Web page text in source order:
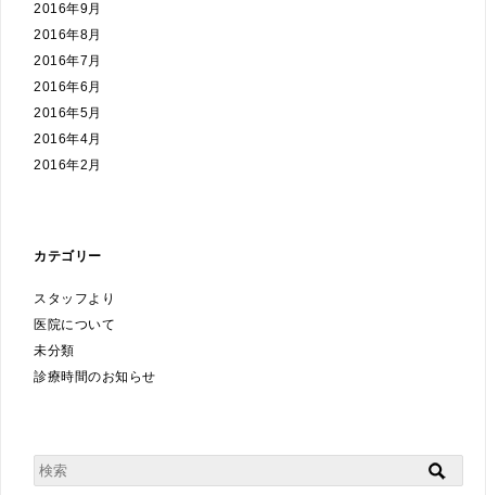
2016年9月
2016年8月
2016年7月
2016年6月
2016年5月
2016年4月
2016年2月
カテゴリー
スタッフより
医院について
未分類
診療時間のお知らせ